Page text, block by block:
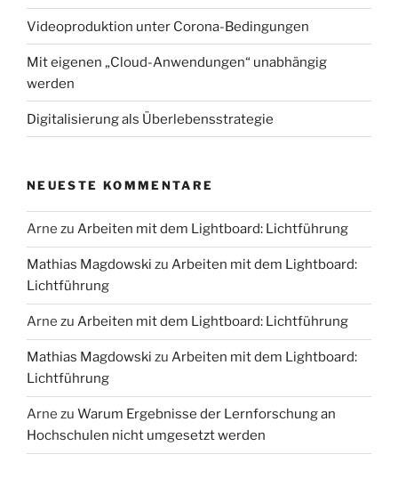
Videoproduktion unter Corona-Bedingungen
Mit eigenen „Cloud-Anwendungen“ unabhängig
werden
Digitalisierung als Überlebensstrategie
NEUESTE KOMMENTARE
Arne zu Arbeiten mit dem Lightboard: Lichtführung
Mathias Magdowski zu Arbeiten mit dem Lightboard:
Lichtführung
Arne zu Arbeiten mit dem Lightboard: Lichtführung
Mathias Magdowski zu Arbeiten mit dem Lightboard:
Lichtführung
Arne zu Warum Ergebnisse der Lernforschung an
Hochschulen nicht umgesetzt werden